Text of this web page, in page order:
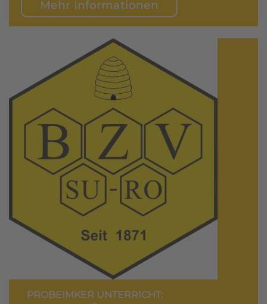
Mehr Informationen
PROBEIMKER UNTERRICHT: